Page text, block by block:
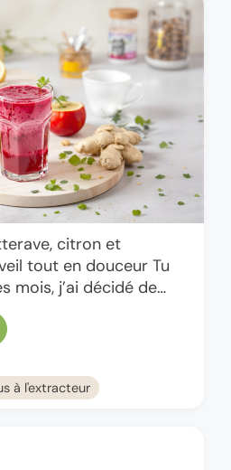
citron et
tout en douceur Tu
mois, j’ai décidé de
contre un jus …
à l'extracteur